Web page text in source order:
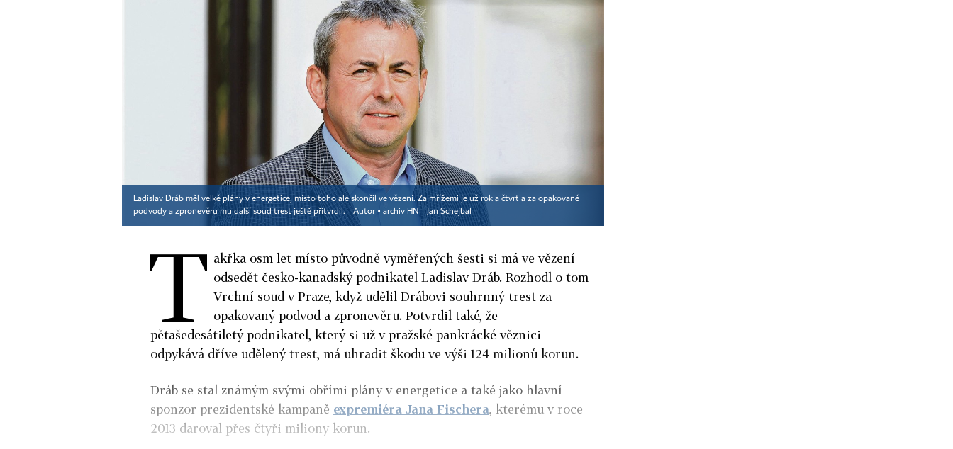
Ladislav Dráb měl velké plány v energetice, místo toho ale skončil ve vězení. Za mřížemi je už rok a čtvrt a za opakované
podvody a zpronevěru mu další soud trest ještě přitvrdil.
Autor ▪ archiv HN – Jan Schejbal
T akřka osm let místo původně vyměřených šesti si má ve vězení
odsedět česko-kanadský podnikatel Ladislav Dráb. Rozhodl o tom
Vrchní soud v Praze, když udělil Drábovi souhrnný trest za
opakovaný podvod a zpronevěru. Potvrdil také, že
pětašedesátiletý podnikatel, který si už v pražské pankrácké věznici
odpykává dříve udělený trest, má uhradit škodu ve výši 124 milionů korun.
Dráb se stal známým svými obřími plány v energetice a také jako hlavní
sponzor prezidentské kampaně expremiéra Jana Fischera, kterému v roce
2013 daroval přes čtyři miliony korun.